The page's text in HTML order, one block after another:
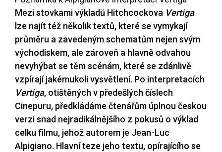
Mezi stovkami výkladů Hitchcockova Vertiga
lze najít též několik textů, které se vymykají
průměru a zavedeným schematům nejen svým
východiskem, ale zároveň a hlavně odvahou
nevyhýbat se těm scénám, které se zdánlivě
vzpírají jakémukoli vysvětlení. Po interpretacích
Vertiga, otištěných v předešlých číslech
Cinepuru, předkládáme čtenářům úplnou českou
verzi snad nejradikálnějšího z pokusů o výklad
celku filmu, jehož autorem je Jean-Luc
Alpigiano. Hlavní teze jeho textu, opírajícího se